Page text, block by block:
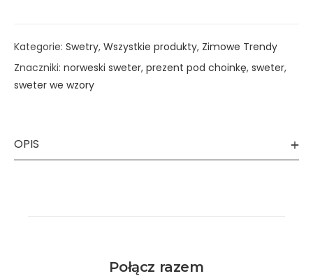
Kategorie: Swetry, Wszystkie produkty, Zimowe Trendy
Znaczniki: norweski sweter, prezent pod choinkę, sweter,
sweter we wzory
OPIS
Połącz razem